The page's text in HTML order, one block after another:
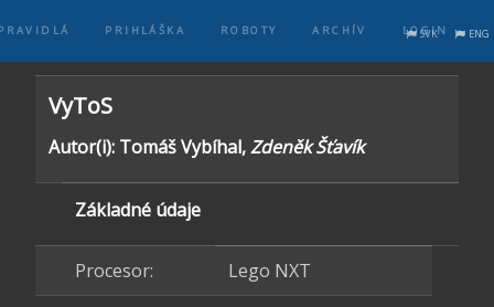
PRIHLÁŠKA ROBOTY ARCHÍV LOGIN
SVK ENG
VyToS
Autor(i): Tomáš Vybíhal,Zdeněk Šťavík
Základné údaje
Procesor: Lego NXT